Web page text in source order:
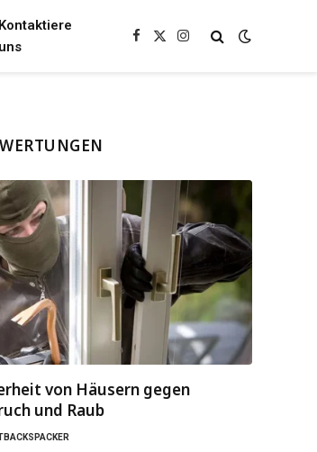
Kontaktiere
uns
Facebook
X
Instagram
von Häusern gegen
und Raub